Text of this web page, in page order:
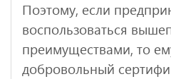
Поэтому, если
воспользоваться
преимуществами, то
добровольный